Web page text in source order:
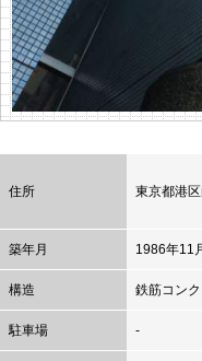
住所 東京都港区
築年月 1986年11
構造 鉄筋コン
駐車場 -